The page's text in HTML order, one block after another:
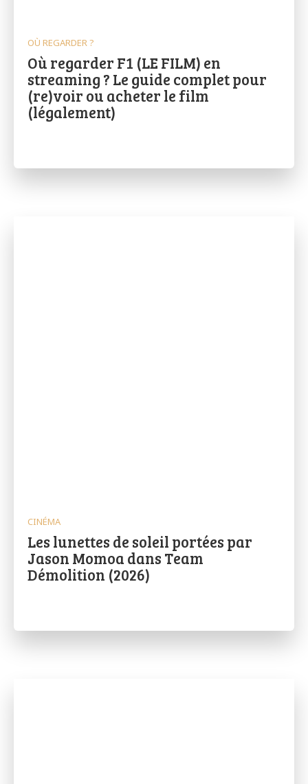
OÙ REGARDER ?
Où regarder F1 (LE FILM) en
streaming ? Le guide complet pour
(re)voir ou acheter le film
(légalement)
CINÉMA
Les lunettes de soleil portées par
Jason Momoa dans Team
Démolition (2026)